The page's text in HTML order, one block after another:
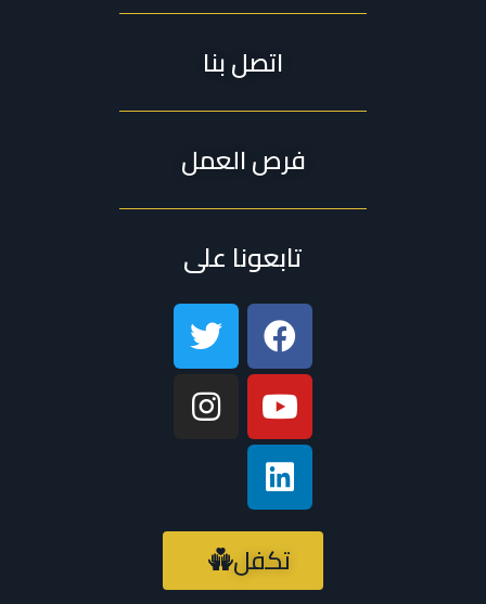
اتصل بنا
فرص العمل
تابعونا على
تكفل